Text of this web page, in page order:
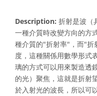
Description: 折射是波（
一種介質時改變方向的方
種介質的"折射率"，而"折
度，這種關係用數學形式
璃的方式可以用來製造透
的光）聚焦，這就是折射
於入射光的波長，所以可